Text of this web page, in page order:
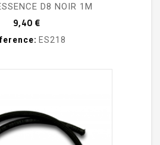
D8 NOIR 1M
9,40 €
ES218